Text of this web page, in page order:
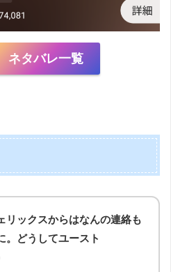
ネタバレ一覧
リックスからはなんの連絡も
。どうしてユースト